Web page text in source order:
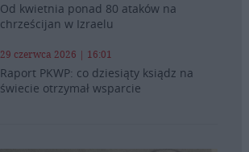
Od kwietnia ponad 80 ataków na
chrześcijan w Izraelu
29 czerwca 2026 | 16:01
Raport PKWP: co dziesiąty ksiądz na
świecie otrzymał wsparcie